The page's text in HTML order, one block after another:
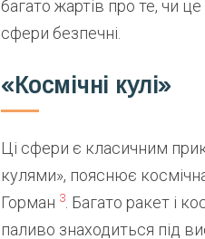
багато жартів про те, чи
сфери безпечні.
«Космічні кулі»
Ці сфери є класичним
кулями», пояснює
Горман 3 . Багато ракет і
паливо знаходиться під